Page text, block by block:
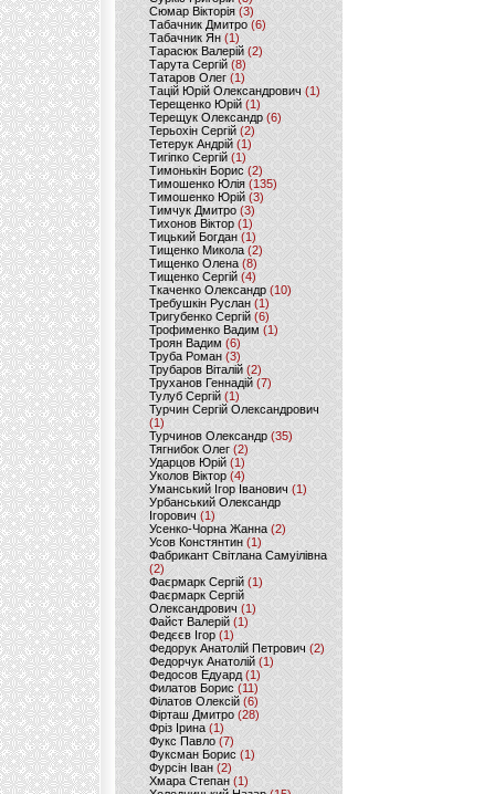
Сюмар Вікторія (3)
Табачник Дмитро (6)
Табачник Ян(1)
Тарасюк Валерій (2)
Тарута Сергій (8)
Татаров Олег(1)
Тацій Юрій Олександрович(1)
Терещенко Юрій(1)
Терещук Олександр(6)
Терьохін Сергій (2)
Тетерук Андрій (1)
Тигіпко Сергій(1)
Тимонькін Борис (2)
Тимошенко Юлія (135)
Тимошенко Юрій(3)
Тимчук Дмитро (3)
Тихонов Віктор (1)
Тицький Богдан (1)
Тищенко Микола (2)
Тищенко Олена (8)
Тищенко Сергій (4)
Ткаченко Олександр (10)
Требушкін Руслан (1)
Тригубенко Сергій(6)
Трофименко Вадим (1)
Троян Вадим (6)
Труба Роман(3)
Трубаров Віталій (2)
Труханов Геннадій (7)
Тулуб Сергій(1)
Турчин Сергій Олександрович
(1)
Турчинов Олександр(35)
Тягнибок Олег (2)
Ударцов Юрій (1)
Уколов Віктор(4)
Уманський Ігор Іванович(1)
Урбанський Олександр
Ігорович (1)
Усенко-Чорна Жанна (2)
Усов Констянтин(1)
Фабрикант Світлана Самуілівна
(2)
Фаєрмарк Сергій(1)
Фаєрмарк Сергій
Олександрович (1)
Файст Валерій(1)
Федєєв Ігор (1)
Федорук Анатолій Петрович (2)
Федорчук Анатолій (1)
Федосов Едуард (1)
Филатов Борис (11)
Філатов Олексій (6)
Фірташ Дмитро (28)
Фріз Ірина (1)
Фукс Павло (7)
Фуксман Борис (1)
Фурсін Іван (2)
Хмара Степан(1)